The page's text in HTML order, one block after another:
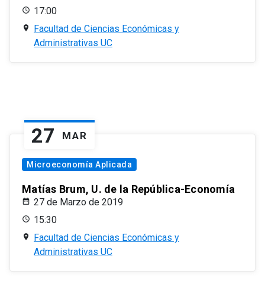
17:00
Facultad de Ciencias Económicas y
Administrativas UC
27 MAR
Microeconomía Aplicada
Matías Brum, U. de la República-Economía
27 de Marzo de 2019
15:30
Facultad de Ciencias Económicas y
Administrativas UC